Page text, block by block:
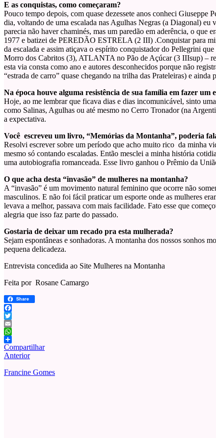
E as conquistas, como começaram?
Pouco tempo depois, com quase dezessete anos conheci
dia, voltando de uma escalada nas Agulhas Negras (a Diagonal)
parecia não haver chaminés, mas um paredão em aderência, o que
1977 e batizei de PEREDÃO ESTRELA (2 III) .Conquistar para
da escalada e assim atiçava o espírito conquistador do Pellegrini
Morro dos Cabritos (3), ATLANTA no Pão de Açúcar (3 IIIsup) –
esta via consta como ano e autores desconhecidos porque não
“estrada de carro” quase chegando na trilha das Prateleiras) e
Na época houve alguma resistência de sua família em fazer um
Hoje, ao me lembrar que ficava dias e dias incomunicável, sinto
como Salinas, Agulhas ou até mesmo no Cerro Tronador (na
a expectativa.
Você escreveu um livro, “Memórias da Montanha”, poderia
Resolvi escrever sobre um período que acho muito rico da minha
mesmo só contando escaladas. Então mesclei a minha história
uma autobiografia romanceada. Esse livro ganhou o Prêmio da
O que acha desta “invasão” de mulheres na montanha?
A “invasão” é um movimento natural feminino que ocorre não
masculinos. E não foi fácil praticar um esporte onde as mulheres
levava a melhor, passava com mais facilidade. Fato esse que
alegria que isso faz parte do passado.
Gostaria de deixar um recado pra esta mulherada?
Sejam espontâneas e sonhadoras. A montanha dos nossos sonhos
pequena delicadeza.
Entrevista concedida ao Site Mulheres na Montanha
Feita por Rosane Camargo
Share
Facebook
Twitter
Email
WhatsApp
Compartilhar
Anterior
Francine Gomes